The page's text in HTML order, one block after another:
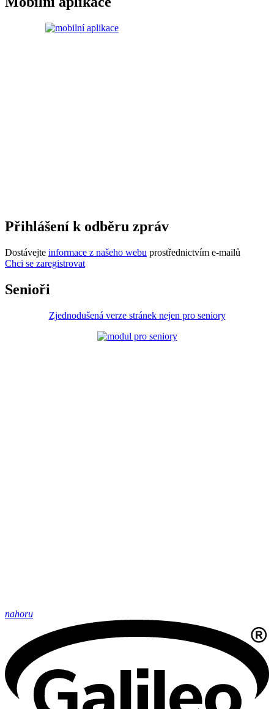
Přihlášení k odběru zpráv
Dostávejte informace z našeho webu prostřednictvím e-mailů
Chci se zaregistrovat
Senioři
Zjednodušená verze stránek nejen pro seniory
nahoru